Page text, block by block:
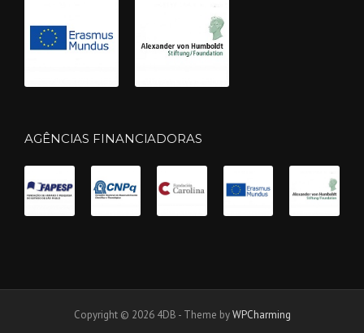
AGÊNCIAS FINANCIADORAS
Copyright © 2026 4DB - Theme byWPCharming